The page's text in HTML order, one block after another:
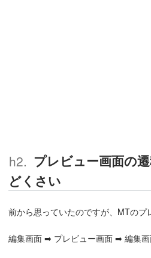
プレビュー画面の
どくさい
前から思っていたのですが、MTのプ
編集画面 ➡ プレビュー画面 ➡ 編集